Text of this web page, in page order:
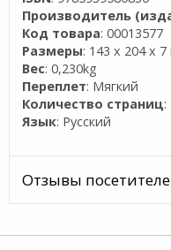
Производитель
Код товара: 00013577
Размеры: 143 x 204 x 7
Вес: 0,230kg
Переплет: Мягкий
Количество страниц:
Язык: Русский
Отзывы